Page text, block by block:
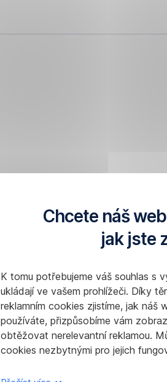
Chcete náš
jak jste
K tomu potřebujeme váš souhlas s
ukládají ve vašem prohlížeči. Díky
reklamním cookies zjistíme, jak náš
používáte, přizpůsobíme vám
obtěžovat nerelevantní reklamou.
cookies nezbytnými pro jejich